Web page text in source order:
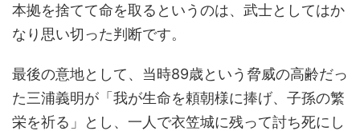
本拠を捨てて命を取るというのは、武士としてはか
なり思い切った判断です。
最後の意地として、当時89歳という脅威の高齢だっ
た三浦義明が「我が生命を頼朝様に捧げ、子孫の繁
栄を祈る」とし、一人で衣笠城に残って討ち死にし